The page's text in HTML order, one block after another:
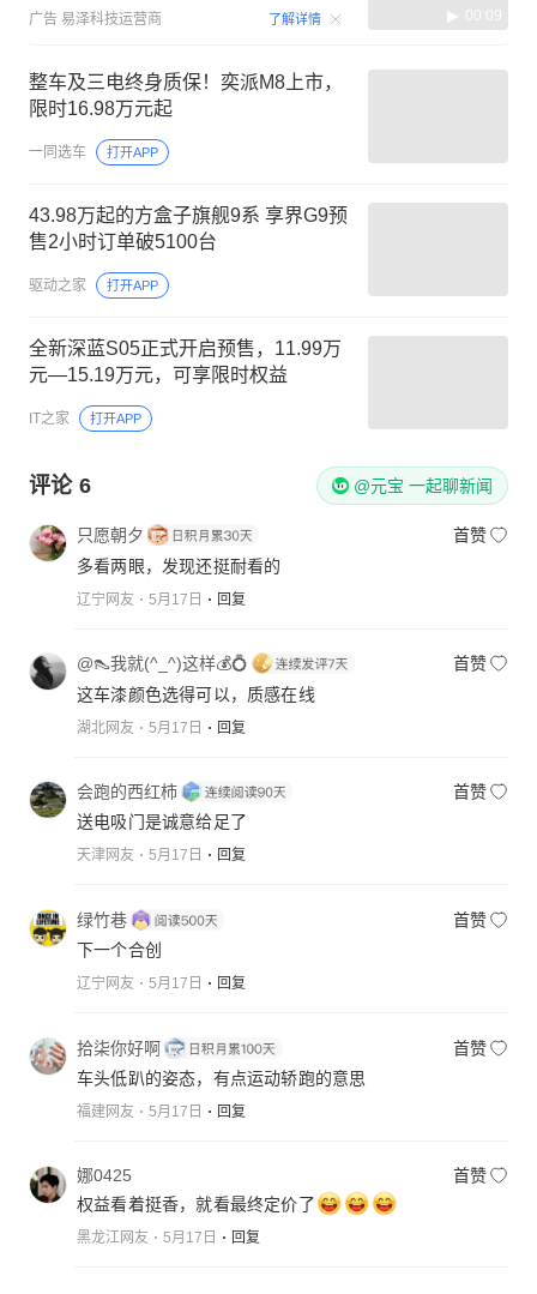
广告 易泽科技运营商 了解详情 00:09
整车及三电终身质保！奕派M8上市，
限时16.98万元起
一同选车 打开APP
43.98万起的方盒子旗舰9系 享界G9预
售2小时订单破5100台
驱动之家 打开APP
全新深蓝S05正式开启预售，11.99万
元—15.19万元，可享限时权益
IT之家 打开APP
评论 6 @元宝 一起聊新闻
只愿朝夕
首赞
多看两眼，发现还挺耐看的
辽宁网友 5月17日 回复
@👠我就(^_^)这样💰💍
首赞
这车漆颜色选得可以，质感在线
湖北网友 5月17日 回复
会跑的西红柿
首赞
送电吸门是诚意给足了
天津网友 5月17日 回复
绿竹巷
首赞
下一个合创
辽宁网友 5月17日 回复
拾柒你好啊
首赞
车头低趴的姿态，有点运动轿跑的意思
福建网友 5月17日 回复
娜0425
首赞
权益看着挺香，就看最终定价了
黑龙江网友 5月17日 回复